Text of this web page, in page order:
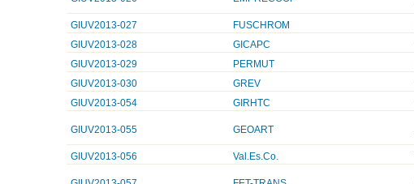
GIUV2013-027 FUSCHROM
GIUV2013-028
GICAPC
GIUV2013-029
PERMUT
GIUV2013-030
GREV
GIUV2013-054
GIRHTC
GIUV2013-055 GEOART
GIUV2013-056
Val.Es.Co.